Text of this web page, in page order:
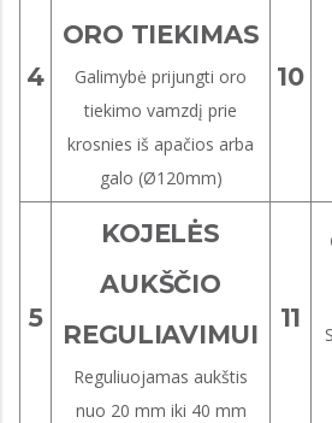
4
ORO TIEKIMAS
Galimybė prijungti oro
tiekimo vamzdį prie
krosnies iš apačios arba
galo (Ø120mm)
10
5
KOJELĖS
AUKŠČIO
REGULIAVIMUI
Reguliuojamas aukštis
nuo 20 mm iki 40 mm
11